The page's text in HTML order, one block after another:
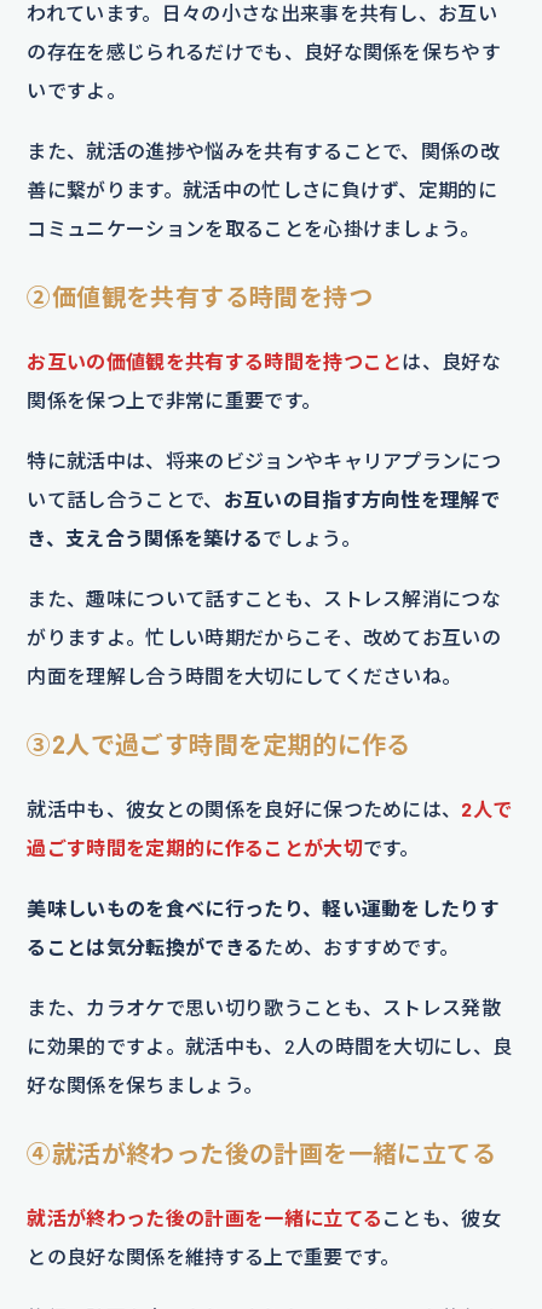
われています。日々の小さな出来事を共有し、お互い
の存在を感じられるだけでも、良好な関係を保ちやす
いですよ。
また、就活の進捗や悩みを共有することで、関係の改
善に繋がります。就活中の忙しさに負けず、定期的に
コミュニケーションを取ることを心掛けましょう。
②価値観を共有する時間を持つ
お互いの価値観を共有する時間を持つことは、良好な
関係を保つ上で非常に重要です。
特に就活中は、将来のビジョンやキャリアプランにつ
いて話し合うことで、 お互いの目指す方向性を理解で
き、支え合う関係を築けるでしょう。
また、趣味について話すことも、ストレス解消につな
がりますよ。忙しい時期だからこそ、改めてお互いの
内面を理解し合う時間を大切にしてくださいね。
③2人で過ごす時間を定期的に作る
就活中も、彼女との関係を良好に保つためには、 2人で
過ごす時間を定期的に作ることが大切です。
美味しいものを食べに行ったり、軽い運動をしたりす
ることは気分転換ができるため、おすすめです。
また、カラオケで思い切り歌うことも、ストレス発散
に効果的ですよ。就活中も、2人の時間を大切にし、良
好な関係を保ちましょう。
④就活が終わった後の計画を一緒に立てる
就活が終わった後の計画を一緒に立てる ことも、彼女
との良好な関係を維持する上で重要です。